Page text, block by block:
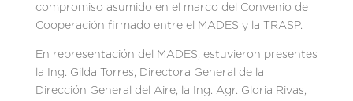
compromiso asumido en el marco del Convenio de
Cooperación firmado entre el MADES y la TRASP.
En representación del MADES, estuvieron presentes
la Ing. Gilda Torres, Directora General de la
Dirección General del Aire, la Ing. Agr. Gloria Rivas,